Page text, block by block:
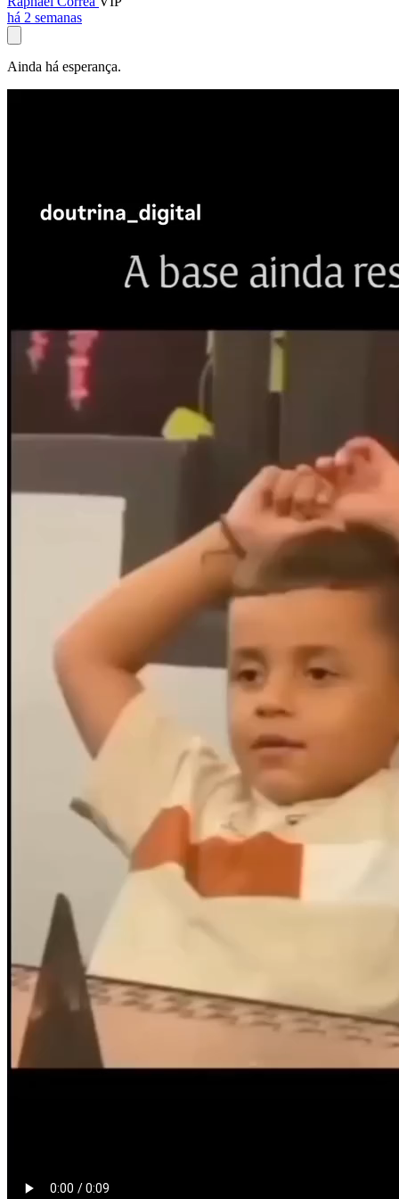
há 2 semanas
Ainda há esperança.